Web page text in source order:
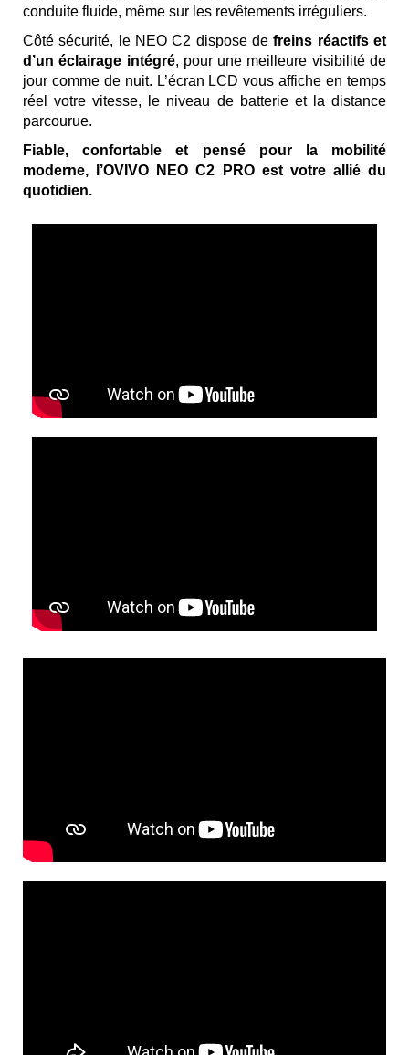
conduite fluide, même sur les revêtements irréguliers.
Côté sécurité, le NEO C2 dispose defreins réactifs et
d’un éclairage intégré, pour une meilleure visibilité de
jour comme de nuit. L’écran LCD vous affiche en temps
réel votre vitesse, le niveau de batterie et la distance
parcourue.
Fiable, confortable et pensé pour la mobilité
moderne, l’OVIVO NEO C2 PRO est votre allié du
quotidien.